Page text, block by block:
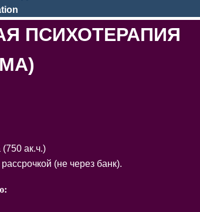
ПСИХОТЕРАПИЯ
ак.ч.)
(не через банк).